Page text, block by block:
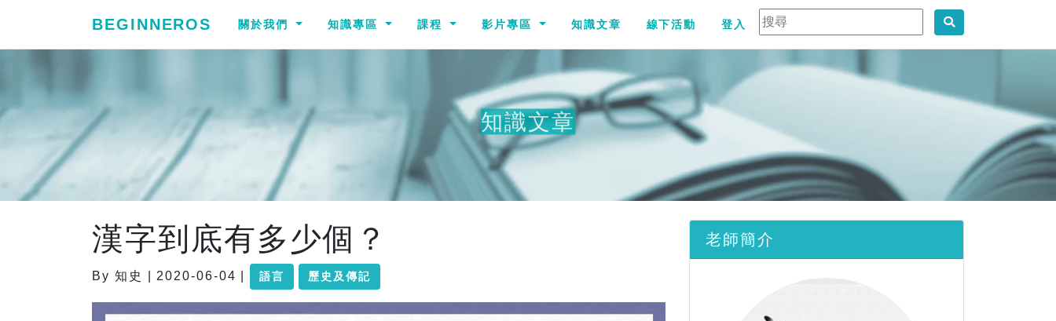
BEGINNEROS 關於我們 知識專區 課程 影片專區 知識文章 線下活動 登入
知識文章
漢字到底有多少個？
By 知史 | 2020-06-04 | 語言 歷史及傳記
老師簡介